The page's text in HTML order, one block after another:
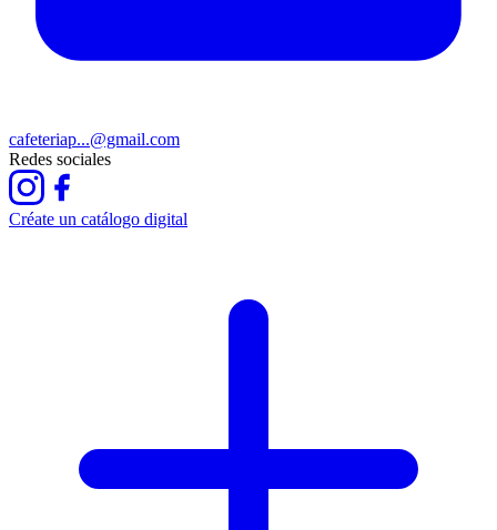
cafeteriap...@gmail.com
Redes sociales
Créate un catálogo digital